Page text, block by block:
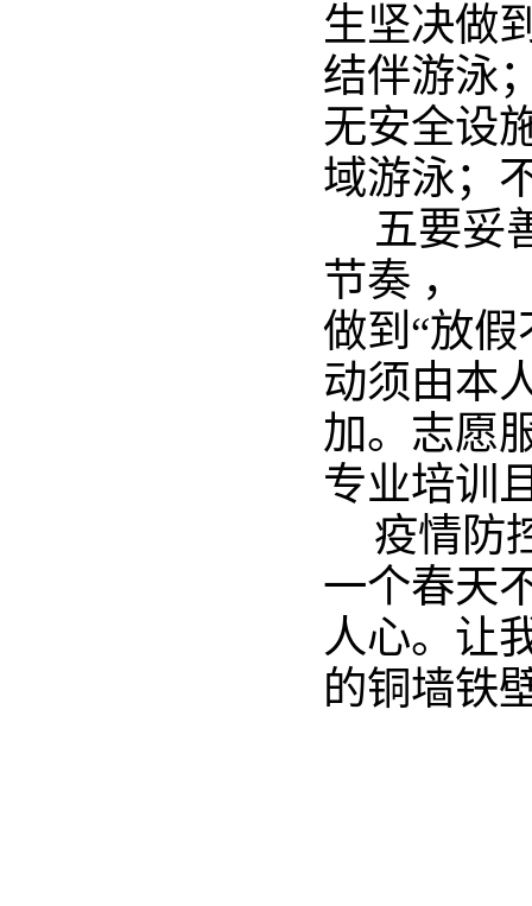
生坚决做
结伴游泳
无安全设
域游泳；
五要妥
节奏 ，
做到“放
动须由本
加。志愿
专业培训
疫情防
一个春天
人心。让
的铜墙铁